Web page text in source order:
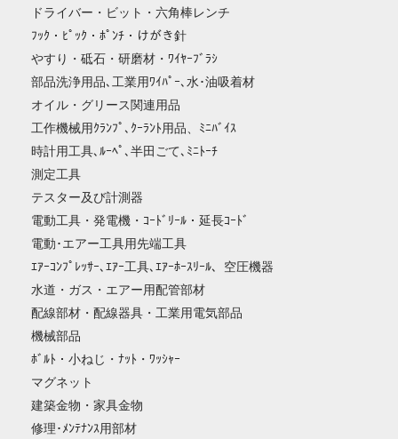
ドライバー・ビット・六角棒レンチ
ﾌｯｸ・ﾋﾟｯｸ・ﾎﾟﾝﾁ・けがき針
やすり・砥石・研磨材・ﾜｲﾔｰﾌﾞﾗｼ
部品洗浄用品､工業用ﾜｲﾊﾟｰ､水･油吸着材
オイル・グリース関連用品
工作機械用ｸﾗﾝﾌﾟ､ｸｰﾗﾝﾄ用品、ﾐﾆﾊﾞｲｽ
時計用工具､ﾙｰﾍﾟ､半田ごて､ﾐﾆﾄｰﾁ
測定工具
テスター及び計測器
電動工具・発電機・ｺｰﾄﾞﾘｰﾙ・延長ｺｰﾄﾞ
電動･エアー工具用先端工具
ｴｱｰｺﾝﾌﾟﾚｯｻｰ､ｴｱｰ工具､ｴｱｰﾎｰｽﾘｰﾙ、空圧機器
水道・ガス・エアー用配管部材
配線部材・配線器具・工業用電気部品
機械部品
ﾎﾞﾙﾄ・小ねじ・ﾅｯﾄ・ﾜｯｼｬｰ
マグネット
建築金物・家具金物
修理･ﾒﾝﾃﾅﾝｽ用部材